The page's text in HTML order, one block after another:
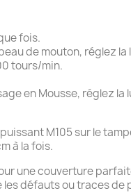
fois.
de mouton, réglez
tours/min.
en Mousse, réglez
M105 sur le
à la fois.
une couverture
défauts ou traces de